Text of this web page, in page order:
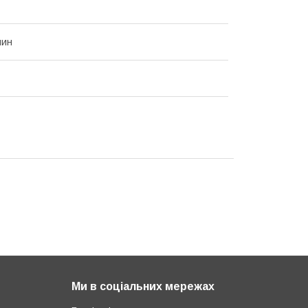
Ми в соціальних мережах